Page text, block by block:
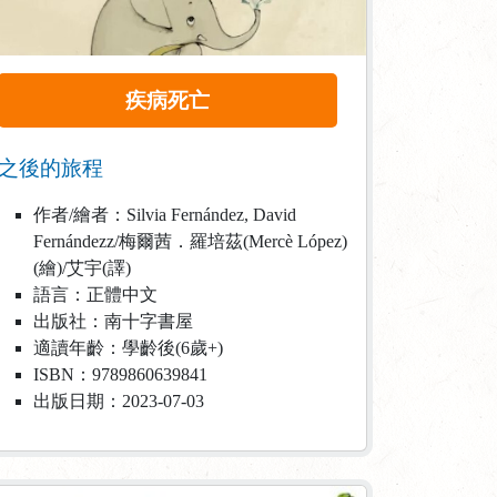
疾病死亡
後的旅程
作者/繪者：Silvia Fernández, David
Fernándezz/梅爾茜．羅培茲(Mercè López)
(繪)/艾宇(譯)
語言：正體中文
出版社：南十字書屋
適讀年齡：學齡後(6歲+)
ISBN：9789860639841
出版日期：2023-07-03